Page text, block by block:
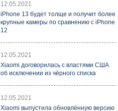
12.05.2021
iPhone 13 будет толще и получит более
крупные камеры по сравнению с iPhone
12
12.05.2021
Xiaomi договорилась с властями США
об исключении из чёрного списка
12.05.2021
Xiaomi выпустила обновлённую версию